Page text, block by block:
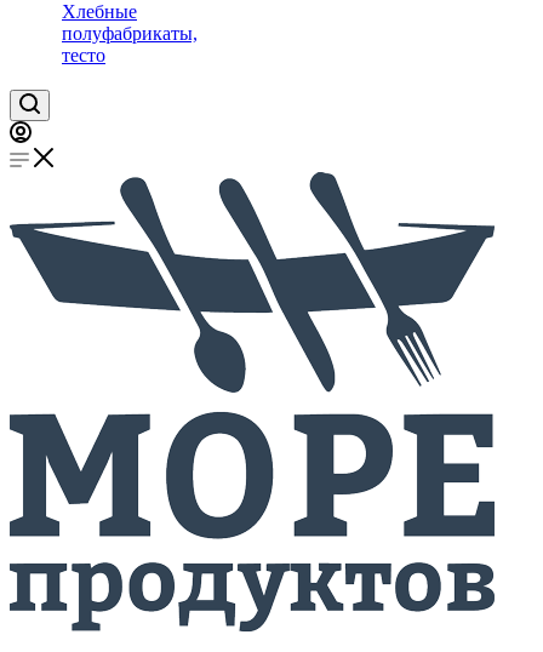
Хлебные
полуфабрикаты,
тесто